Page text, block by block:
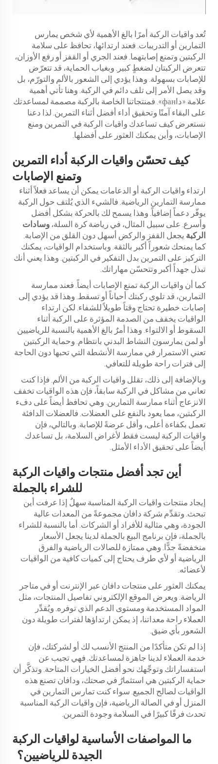
تُعد واقيات الركبة أمرًا بالغ الأهمية لأي شخص يمارس
التمارين أو التدريبات. فعند ارتدائها، تحافظ على سلامة
الركبتين وتمنع إصابتهما. فعند الجري أو القفز أو رفع الأوزان،
تتعرض الركبتان لضغطٍ كبير. وبغياب الحماية، قد تتعرّض
للإصابات بسهولة. وهذا يؤدي إلى الشعور بالألم والتورّم، بل
وقد يصل الأمر إلى تلف دائم في الركبة. وهنا تأتي أهمية
علامة «داфан». فمنتجاتنا الخاصة بالركبة مصممة لمساعدتك
على البقاء آمنًا وتحقيق أداء أفضل أثناء التمرين. لذا دعنا
نستعرض كيف تساعدك واقيات الركبة في التمرين ومنع
الإصابات، وأين يمكنك العثور على أفضلها.
كيف تحسّن واقيات الركبة أداء التمرين
وتمنع الإصابات
ارتداء واقيات الركبة أو الدعامات يمكن أن يساعد فعلاً أثناء
ممارسة التمارين الرياضية. فالشيء الذي يُلتف حول الركبة
يوفّر دعماً إضافياً. وهذا يسمح لك بالحركة بشكل أفضل
وأسرع. على سبيل المثال، في رياضة كرة السلة، وسادات
الركبة يجعل القفز والركض أسهل دون القلق من الإصابة.
كما يمنحك شعوراً أكبر بالثقة. وباستخدام الواقيات، يمكنك
التركيز على التمرين بدل التفكير في الركبتين. وهذا يعني أنك
تبذل جهداً أكبر وتتحسّن مهاراتك.
كما أن واقيات الركبة تمنع الإصابات أيضاً. فعند ممارسة
التمارين، قد تلوي ركبتك أحياناً أو تسقط. وهذا قد يؤدي إلى
إصابات خطيرة تحتاج وقتاً طويلاً للشفاء. لكن ارتداء
الواقيات يخفف من الصدمة المؤثرة على الركبة أثناء
السقوط أو الالتواء. وهذا أمرٌ بالغ الأهمية بالنسبة للرياضيين
أو لمن يمارسون النشاط البدني بانتظام. وحماية الركبتين
تعني الاستمرار في ممارسة الأنشطة التي تحبها دون الحاجة
إلى فترات راحة طويلة للتعافي.
وبالإضافة إلى ذلك، تقلل واقيات الركبة من الألم. فإذا كنت
تعاني من مشاكل في الركبة سابقاً، فإن هذه الواقيات تخفف
الانزعاج أثناء ممارسة التمارين. وهي تحافظ أيضاً على دفء
الركبتين، مما يعود بالنفع على العضلات. فالعضلات الدافئة
تعمل بكفاءة أعلى، وأقل عرضةً للإصابة. وبالتالي، فإن
واقيات الركبة ليست فقط لأغراض السلامة، بل تساعدك
أيضاً على تحقيق الأداء الأمثل.
أين تجد أفضل منتجات واقيات الركبة
للشراء بالجملة
إيجاد منتجات واقيات الركبة المناسبة سهلٌ إذا عرفت أين
تبحث. وتقدِّم شركة دافان مجموعةً من المعدات عالية
الجودة، وهي مثالية للأفراد أو الشركات. أما بالنسبة للشراء
بالجملة، فإن برنامج البيع بالجملة لدينا يجعل الأسعار
منخفضةً جدًّا. وهي ممتازة للصالات الرياضية والفرق
الرياضية أو لأي طرف يحتاج إلى كميات كافية من الواقيات
لأعضائه.
يمكنك العثور على منتجات دافان عبر الإنترنت أو في متاجر
الرياضة. ويعرض الموقع الإلكتروني تفاصيل المنتجات، مثل
المواد المستخدمة ومستوى الدعم الذي توفره. ويُقدِّر
العملاء راحة معداتنا، إذ يمكن ارتداؤها لفترات طويلة دون
الشعور بأي ضيق.
إذا لم تكن متأكدًا من المنتج الأنسب لك أو لشركتك، فإن
خدمة العملاء لدينا جاهزة لمساعدتك. فهي تجيب عن
استفساراتك وتوجِّهك نحو أفضل الخيارات المتاحة. وتذكَّر أن
حماية الركبتين هي استثمارٌ في صحتك، ودافان تصنع هذه
الواقيات لصالح الجميع. سواء كنت تمارس التمارين في
المنزل أو في الصالة الرياضية، فإن واقيات الركبة المناسبة
تحدث فرقًا كبيرًا في السلامة وجودة التمرين.
ما المواصفات الأساسية لواقيات الركبة
الجيدة للرياضيين؟